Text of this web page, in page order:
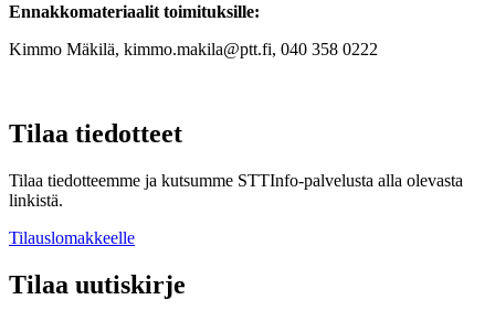
Ennakkomateriaalit toimituksille:
Kimmo Mäkilä, kimmo.makila@ptt.fi, 040 358 0222
Tilaa tiedotteet
Tilaa tiedotteemme ja kutsumme STTInfo-palvelusta alla olevasta
linkistä.
Tilauslomakkeelle
Tilaa uutiskirje